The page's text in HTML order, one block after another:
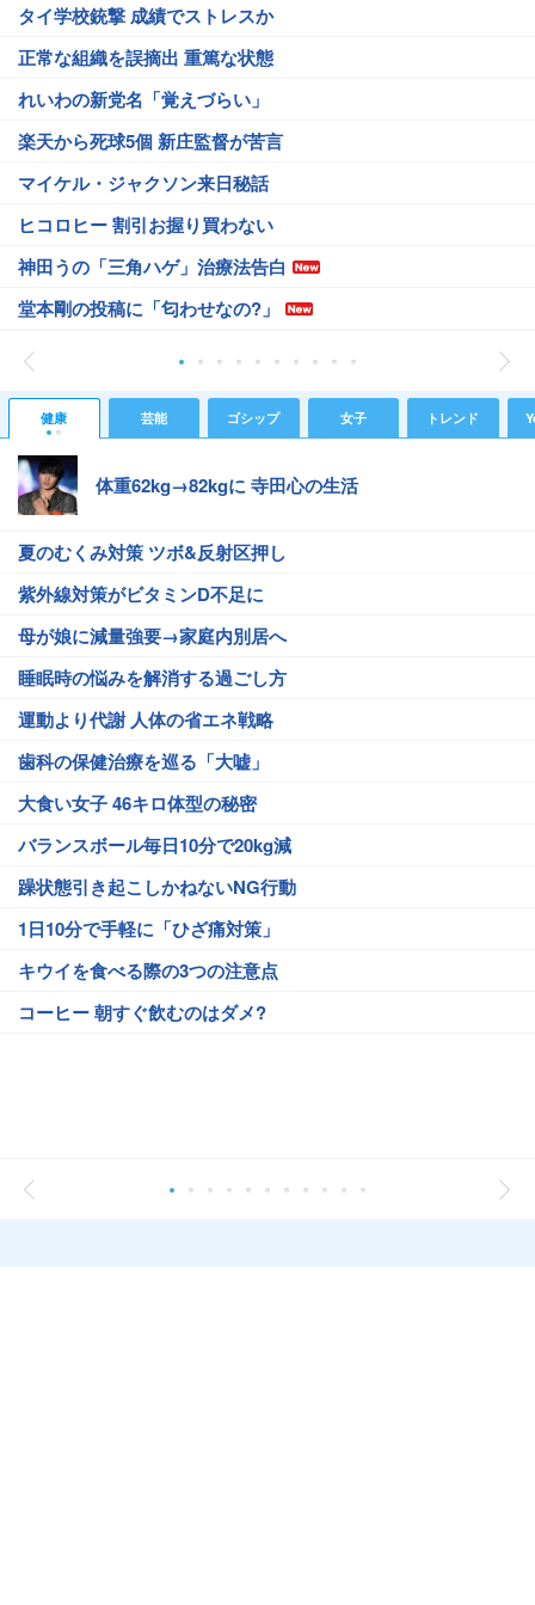
タイ学校銃撃 成績でストレスか
正常な組織を誤摘出 重篤な状態
れいわの新党名「覚えづらい」
楽天から死球5個 新庄監督が苦言
マイケル・ジャクソン来日秘話
ヒコロヒー 割引お握り買わない
神田うの「三角ハゲ」治療法告白
堂本剛の投稿に「匂わせなの?」
健康 芸能 ゴシップ 女子 トレンド
体重62kg→82kgに 寺田心の生活
夏のむくみ対策 ツボ&反射区押し
紫外線対策がビタミンD不足に
母が娘に減量強要→家庭内別居へ
睡眠時の悩みを解消する過ごし方
運動より代謝 人体の省エネ戦略
歯科の保健治療を巡る「大嘘」
大食い女子 46キロ体型の秘密
バランスボール毎日10分で20kg減
躁状態引き起こしかねないNG行動
1日10分で手軽に「ひざ痛対策」
キウイを食べる際の3つの注意点
コーヒー 朝すぐ飲むのはダメ?